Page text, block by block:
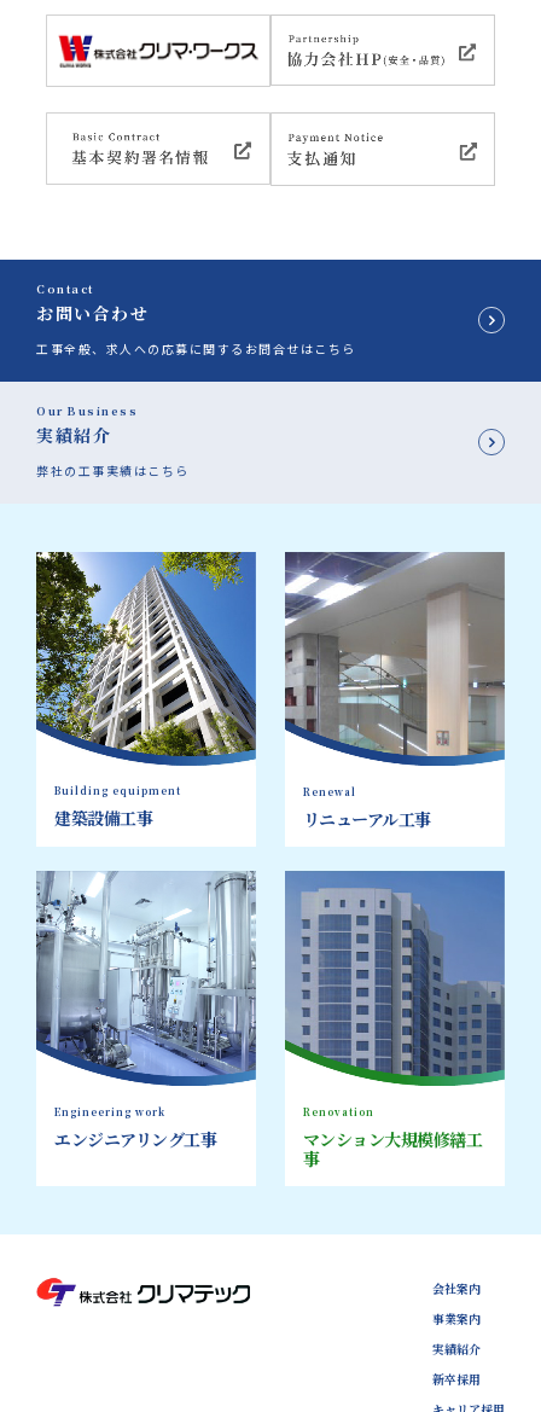
Contact
お問い合わせ
工事全般、求人への応募に関するお問合せはこちら
Our Business
実績紹介
弊社の工事実績はこちら
Building equipment
建築設備工事
Renewal
リニューアル工事
Engineering work
エンジニアリング工事
Renovation
マンション大規模修繕工
事
会社案内
事業案内
実績紹介
新卒採用